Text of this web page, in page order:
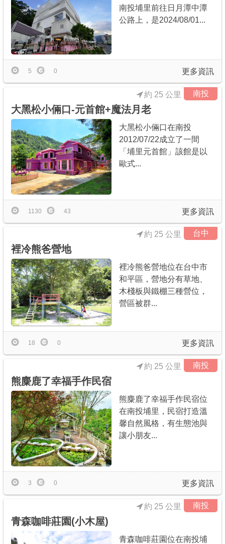
南投埔里前往日月潭中潭
公路上，是2024/08/01...
更多資訊
5 0
南投
大黑松小倆口-元首館+魔法月老
約 25 公里
大黑松小倆口在南投
2012/07/22成立了一間
「埔里元首館」該館是以
歐式...
更多資訊
1130 43
台中
裡冷熊爸營地
約 25 公里
裡冷熊爸營地位在台中市
和平區，營地分有草地、
木棧板與鐵棚三種營位，
營區被群...
更多資訊
18 0
南投
熊麋鹿了幸福手作民宿
約 25 公里
熊麋鹿了幸福手作民宿位
在南投埔里，民宿打造溫
馨自然風格，有生態池與
讓小朋友...
更多資訊
3 0
南投
青森咖啡莊園(小木屋)
約 25 公里
青森咖啡莊園位在南投埔